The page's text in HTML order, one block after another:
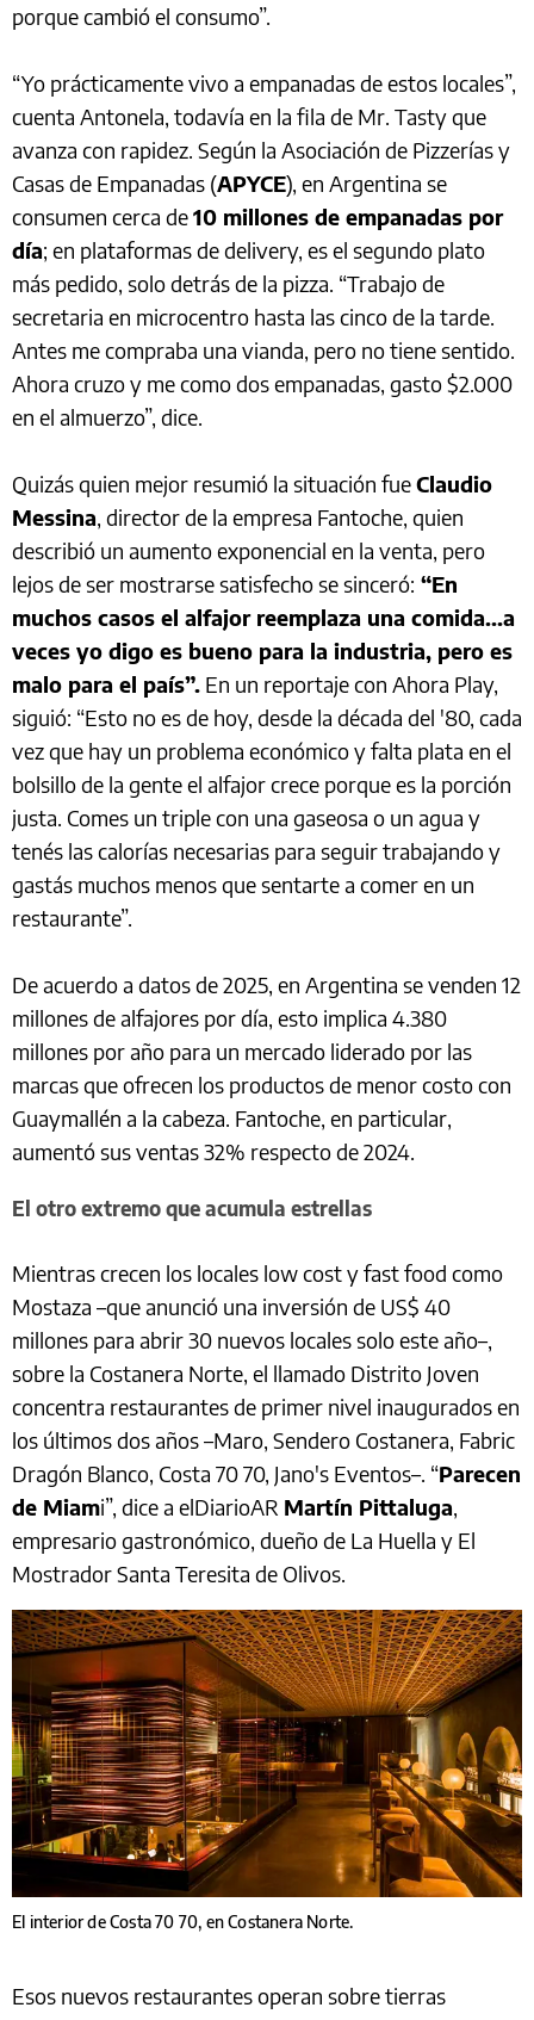
porque cambió el consumo”.
“Yo prácticamente vivo a empanadas de estos locales”,
cuenta Antonela, todavía en la fila de Mr. Tasty que
avanza con rapidez. Según la Asociación de Pizzerías y
Casas de Empanadas (APYCE), en Argentina se
consumen cerca de10 millones de empanadas por
día; en plataformas de delivery, es el segundo plato
más pedido, solo detrás de la pizza. “Trabajo de
secretaria en microcentro hasta las cinco de la tarde.
Antes me compraba una vianda, pero no tiene sentido.
Ahora cruzo y me como dos empanadas, gasto $2.000
en el almuerzo”, dice.
Quizás quien mejor resumió la situación fueClaudio
Messina , director de la empresa Fantoche, quien
describió un aumento exponencial en la venta, pero
lejos de ser mostrarse satisfecho se sinceró: “En
muchos casos el alfajor reemplaza una comida...a
veces yo digo es bueno para la industria, pero es
malo para el país”. En un reportaje con Ahora Play,
siguió: “Esto no es de hoy, desde la década del '80, cada
vez que hay un problema económico y falta plata en el
bolsillo de la gente el alfajor crece porque es la porción
justa. Comes un triple con una gaseosa o un agua y
tenés las calorías necesarias para seguir trabajando y
gastás muchos menos que sentarte a comer en un
restaurante”.
De acuerdo a datos de 2025, en Argentina se venden 12
millones de alfajores por día, esto implica 4.380
millones por año para un mercado liderado por las
marcas que ofrecen los productos de menor costo con
Guaymallén a la cabeza. Fantoche, en particular,
aumentó sus ventas 32% respecto de 2024.
El otro extremo que acumula estrellas
Mientras crecen los locales low cost y fast food como
Mostaza –que anunció una inversión de US$ 40
millones para abrir 30 nuevos locales solo este año–,
sobre la Costanera Norte, el llamado Distrito Joven
concentra restaurantes de primer nivel inaugurados en
los últimos dos años –Maro, Sendero Costanera, Fabric
Dragón Blanco, Costa 70 70, Jano's Eventos–. “Parecen
de Miami”, dice a elDiarioAR Martín Pittaluga
empresario gastronómico, dueño de La Huella y El
Mostrador Santa Teresita de Olivos.
El interior de Costa 70 70, en Costanera Norte.
Esos nuevos restaurantes operan sobre tierras